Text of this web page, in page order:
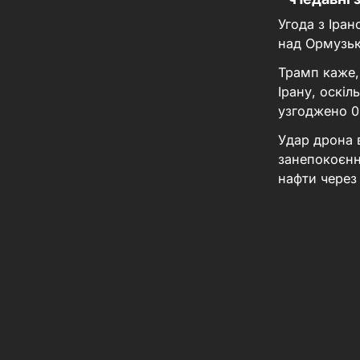
Угода з
над
Трамп
Ірану,
узгоджено
Удар дрона
нафти